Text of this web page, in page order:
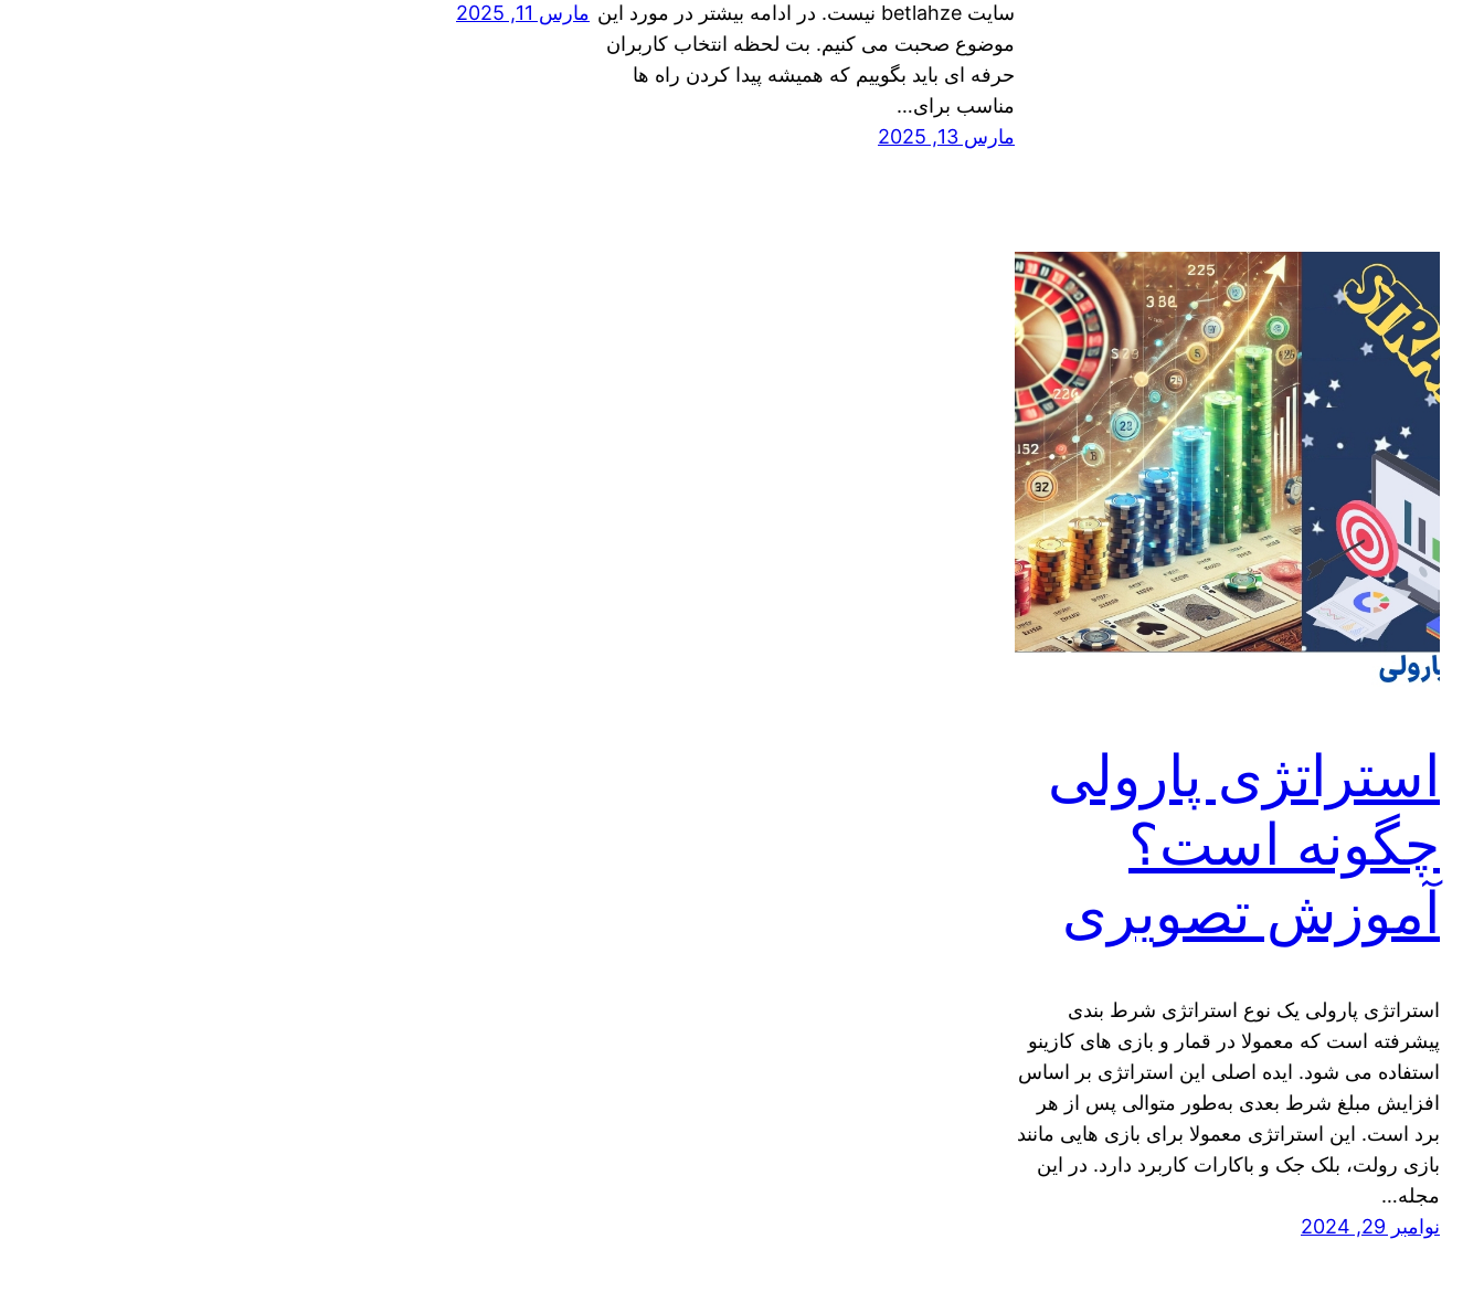
سایت betlahze نیست. در ادامه بیشتر در مورد این
موضوع صحبت می کنیم. بت لحظه انتخاب کاربران
حرفه ای باید بگوییم که همیشه پیدا کردن راه ها
مناسب برای…
مارس 13, 2025
مارس 11, 2025
استراتژی پارولی
چگونه است؟
آموزش تصویری
استراتژی پارولی یک نوع استراتژی شرط بندی
پیشرفته است که معمولا در قمار و بازی‌ های کازینو
استفاده می‌ شود. ایده اصلی این استراتژی بر اساس
افزایش مبلغ شرط بعدی به‌طور متوالی پس از هر
برد است. این استراتژی معمولا برای بازی‌ هایی مانند
بازی رولت، بلک جک و باکارات کاربرد دارد. در این
مجله…
نوامبر 29, 2024